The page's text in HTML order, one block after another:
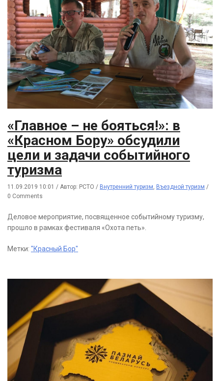
«Главное – не бояться!»: в
«Красном Бору» обсудили
цели и задачи событийного
туризма
11.09.2019 10:01 / Автор: РСТО / Внутренний туризм Въездной туризм /
0 Comments
Деловое мероприятие, посвященное событийному туризму,
прошло в рамках фестиваля «Охота петь».
Метки: "Красный Бор"